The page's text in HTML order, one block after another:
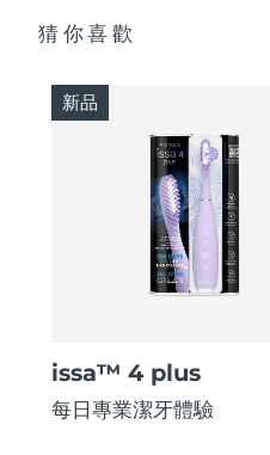
猜你喜歡
issa™ 4 plus
每日專業潔牙體驗
新品